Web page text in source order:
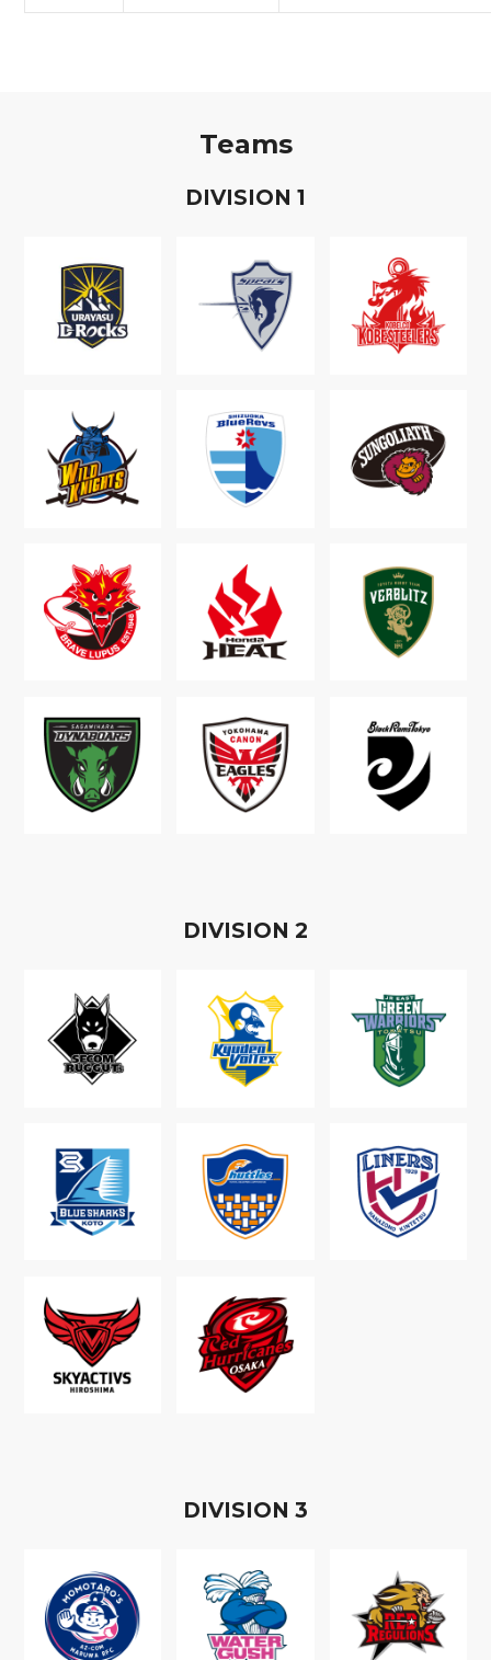
Teams
DIVISION 1
DIVISION 2
DIVISION 3